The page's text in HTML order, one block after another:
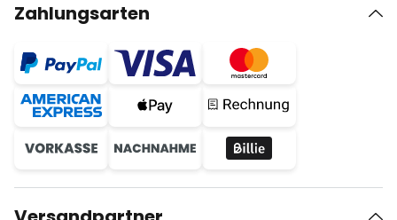
Zahlungsarten